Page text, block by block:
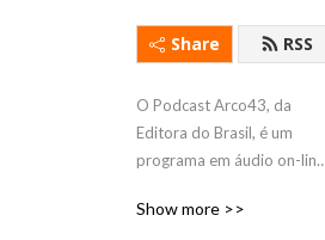
Share RSS
O Podcast Arco43, da
Editora do Brasil, é um
programa em áudio on-line
professores, educadores e
Show more >>